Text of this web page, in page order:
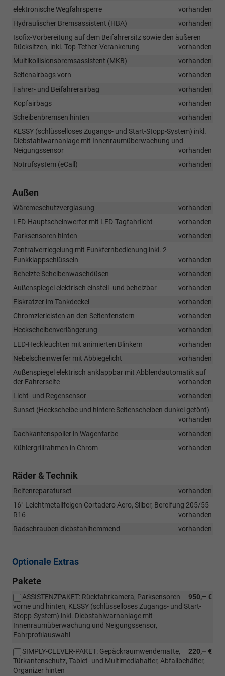
elektronische Wegfahrsperre
vorhanden
Hydraulischer Bremsassistent (HBA)
vorhanden
Isofix-Vorbereitung auf dem Beifahrersitz sowie den äußeren
Rücksitzen, inkl. Top-Tether-Verankerung
vorhanden
Multikollisionsbremsassistent (MKB)
vorhanden
Seitenairbags vorn
vorhanden
Fahrer- und Beifahrerairbag
vorhanden
Kopfairbags
vorhanden
Scheibenbremsen hinten
vorhanden
KESSY (schlüsselloses Zugangs- und Start-Stopp-System) inkl.
Diebstahlwarnanlage mit Innenraumüberwachung und
Neigungssensor
vorhanden
Notrufsystem (eCall)
vorhanden
Außen
Wäremeschutzverglasung
vorhanden
LED-Hauptscheinwerfer mit LED-Tagfahrlicht
vorhanden
Parksensoren hinten
vorhanden
Zentralverriegelung mit Funkfernbedienung inkl. 2
Funkklappschlüsseln
vorhanden
Beheizte Scheibenwaschdüsen
vorhanden
Außenspiegel elektrisch einstell- und beheizbar
vorhanden
Eiskratzer im Tankdeckel
vorhanden
Chromzierleisten an den Seitenfenstern
vorhanden
Heckscheibenverlängerung
vorhanden
LED-Heckleuchten mit animierten Blinkern
vorhanden
Nebelscheinwerfer mit Abbiegelicht
vorhanden
Außenspiegel elektrisch anklappbar mit Abblendautomatik auf
der Fahrerseite
vorhanden
Licht- und Regensensor
vorhanden
Sunset (Heckscheibe und hintere Seitenscheiben dunkel getönt)
vorhanden
Dachkantenspoiler in Wagenfarbe
vorhanden
Kühlergrillrahmen in Chrom
vorhanden
Räder & Technik
Reifenreparaturset
vorhanden
16"-Leichtmetallfelgen Cortadero Aero, Silber, Bereifung 205/55
R16
vorhanden
Radschrauben diebstahlhemmend
vorhanden
Optionale Extras
Pakete
950,– €
ASSISTENZPAKET: Rückfahrkamera, Parksensoren
vorne und hinten, KESSY (schlüsselloses Zugangs- und Start-
Stopp-System) inkl. Diebstahlwarnanlage mit
Innenraumüberwachung und Neigungssensor,
Fahrprofilauswahl
220,– €
SIMPLY-CLEVER-PAKET: Gepäckraumwendematte,
Türkantenschutz, Tablet- und Multimediahalter, Abfallbehälter,
Organizer hinten